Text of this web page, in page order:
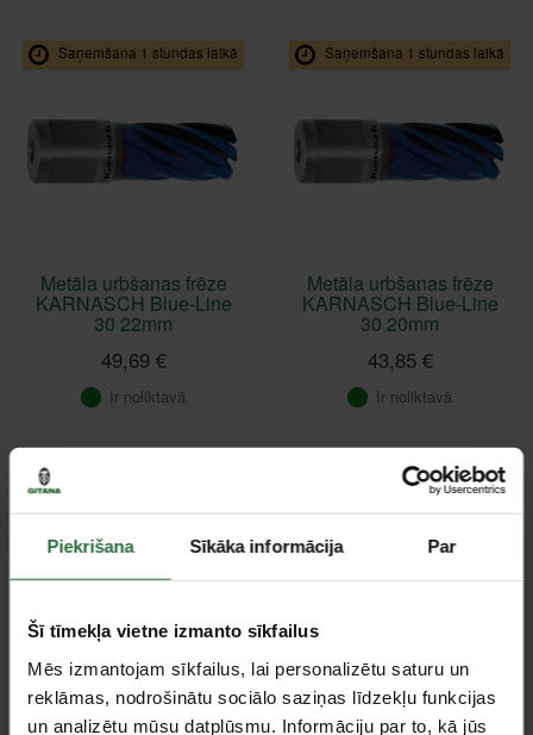
Piekrišana Sīkāka informācija Par
Šī tīmekļa vietne izmanto sīkfailus
Mēs izmantojam sīkfailus, lai personalizētu saturu un
reklāmas, nodrošinātu sociālo saziņas līdzekļu funkcijas
un analizētu mūsu datplūsmu. Informāciju par to, kā jūs
Saņemšana 1 stundas laikā
Metāla urbšanas frēze
KARNASCH Blue-Line
30 22mm
49,69 €
Ir noliktavā
Saņemšana 1 stundas laikā
Metāla urbšanas frēze
KARNASCH Blue-Line
30 20mm
43,85 €
Ir noliktavā
Metāla urbšanas frēze
KARNASCH Blue-Line
Saņemšana 1 stundas laikā
Metāla urbšanas frēze
KARNASCH Blue-Line